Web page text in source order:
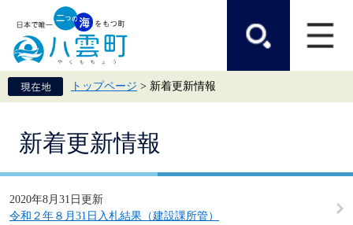
頭
で
す。
飛
ば
し
トップページ > 新着更新情報
新着更新情報
2020年8月31日更新
令和２年８月31日入札結果（建設課所管）